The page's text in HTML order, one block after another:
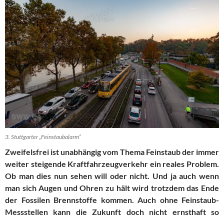
3. Stuttgarter „Feinstaubalarm“
Zweifelsfrei ist unabhängig vom Thema Feinstaub der immer
weiter steigende Kraftfahrzeugverkehr ein reales Problem.
Ob man dies nun sehen will oder nicht. Und ja auch wenn
man sich Augen und Ohren zu hält wird trotzdem das Ende
der Fossilen Brennstoffe kommen. Auch ohne Feinstaub-
Messstellen kann die Zukunft doch nicht ernsthaft so